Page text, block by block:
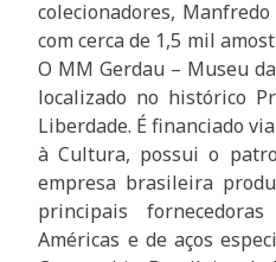
colecionadores,
com cerca de 1,5 mil
O MM Gerdau – Museu
localizado no histórico
Liberdade. É financiado
à Cultura, possui o
empresa brasileira
principais
Américas e de aços